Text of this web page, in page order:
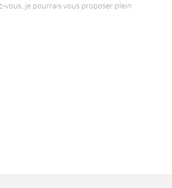
vous, je pourrais vous proposer plein